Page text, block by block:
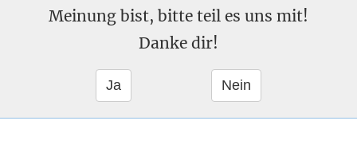
Meinung bist, bitte teil es uns mit!
Danke dir!